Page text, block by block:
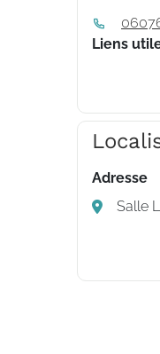
Liens
Adresse
Salle